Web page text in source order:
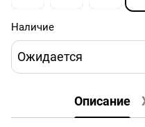
Наличие
Ожидается
Описание